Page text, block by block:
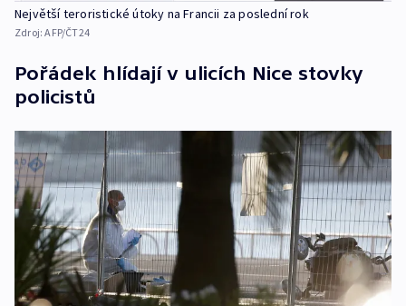
Největší teroristické útoky na Francii za poslední rok
Zdroj:AFP/ČT24
Pořádek hlídají v ulicích Nice stovky
policistů